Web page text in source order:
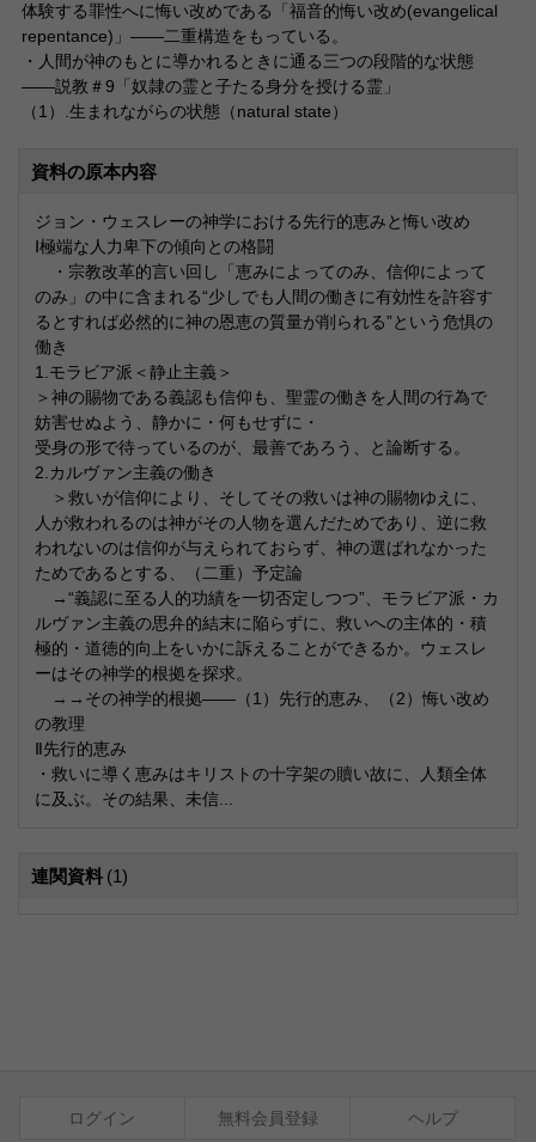
体験する罪性へに悔い改めである「福音的悔い改め(evangelical
repentance)」――二重構造をもっている。
・人間が神のもとに導かれるときに通る三つの段階的な状態
――説教＃9「奴隷の霊と子たる身分を授ける霊」
（1）.生まれながらの状態（natural state）
資料の原本内容
ジョン・ウェスレーの神学における先行的恵みと悔い改め
Ⅰ極端な人力卑下の傾向との格闘
・宗教改革的言い回し「恵みによってのみ、信仰によって
のみ」の中に含まれる“少しでも人間の働きに有効性を許容す
るとすれば必然的に神の恩恵の質量が削られる”という危惧の
働き
1.モラビア派＜静止主義＞
＞神の賜物である義認も信仰も、聖霊の働きを人間の行為で
妨害せぬよう、静かに・何もせずに・
受身の形で待っているのが、最善であろう、と論断する。
2.カルヴァン主義の働き
＞救いが信仰により、そしてその救いは神の賜物ゆえに、
人が救われるのは神がその人物を選んだためであり、逆に救
われないのは信仰が与えられておらず、神の選ばれなかった
ためであるとする、（二重）予定論
→“義認に至る人的功績を一切否定しつつ”、モラビア派・カ
ルヴァン主義の思弁的結末に陥らずに、救いへの主体的・積
極的・道徳的向上をいかに訴えることができるか。ウェスレ
ーはその神学的根拠を探求。
→→その神学的根拠――（1）先行的恵み、（2）悔い改め
の教理
Ⅱ先行的恵み
・救いに導く恵みはキリストの十字架の贖い故に、人類全体
に及ぶ。その結果、未信...
連関資料 (1)
ログイン 無料会員登録 ヘルプ